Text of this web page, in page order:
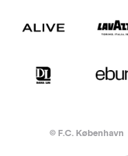
© F.C. København